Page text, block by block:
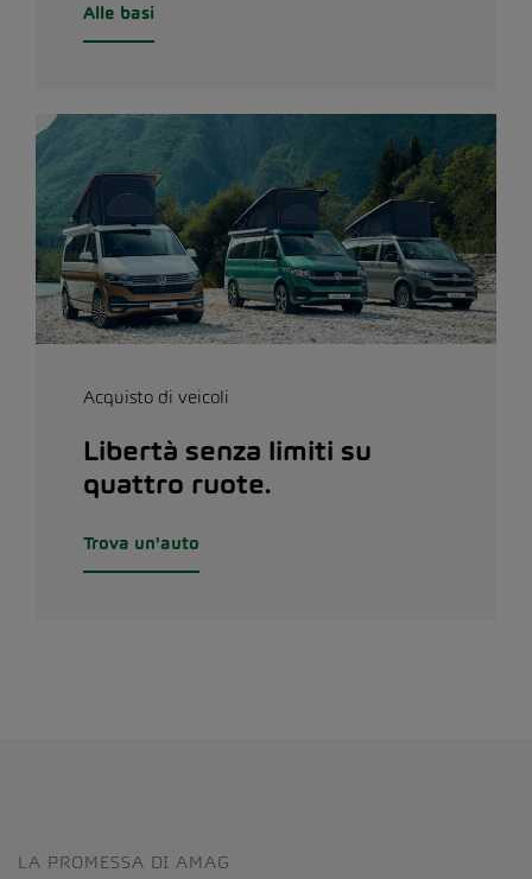
Alle basi
Acquisto di veicoli
Libertà senza limiti su
quattro ruote.
Trova un'auto
LA PROMESSA DI AMAG